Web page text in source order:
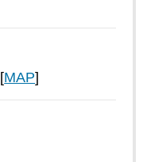
MAP]